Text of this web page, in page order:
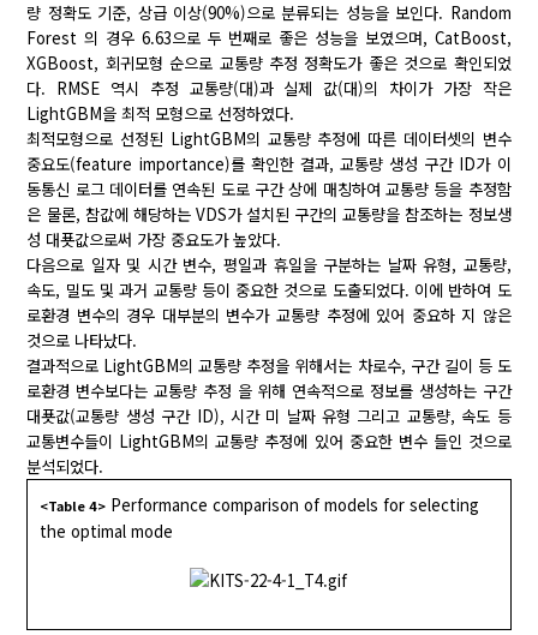
량 정확도 기준, 상급 이상(90%)으로 분류되는 성능을 보인다. Random
Forest 의 경우 6.63으로 두 번째로 좋은 성능을 보였으며, CatBoost,
XGBoost, 회귀모형 순으로 교통량 추정 정확도가 좋은 것으로 확인되었
다. RMSE 역시 추정 교통량(대)과 실제 값(대)의 차이가 가장 작은
LightGBM을 최적 모형으로 선정하였다.
최적모형으로 선정된 LightGBM의 교통량 추정에 따른 데이터셋의 변수
중요도(feature importance)를 확인한 결과, 교통량 생성 구간 ID가 이
동통신 로그 데이터를 연속된 도로 구간 상에 매칭하여 교통량 등을 추정함
은 물론, 참값에 해당하는 VDS가 설치된 구간의 교통량을 참조하는 정보생
성 대푯값으로써 가장 중요도가 높았다.
다음으로 일자 및 시간 변수, 평일과 휴일을 구분하는 날짜 유형, 교통량,
속도, 밀도 및 과거 교통량 등이 중요한 것으로 도출되었다. 이에 반하여 도
로환경 변수의 경우 대부분의 변수가 교통량 추정에 있어 중요하 지 않은
것으로 나타났다.
결과적으로 LightGBM의 교통량 추정을 위해서는 차로수, 구간 길이 등 도
로환경 변수보다는 교통량 추정 을 위해 연속적으로 정보를 생성하는 구간
대푯값(교통량 생성 구간 ID), 시간 미 날짜 유형 그리고 교통량, 속도 등
교통변수들이 LightGBM의 교통량 추정에 있어 중요한 변수 들인 것으로
분석되었다.
<Table 4> Performance comparison of models for selecting
the optimal mode